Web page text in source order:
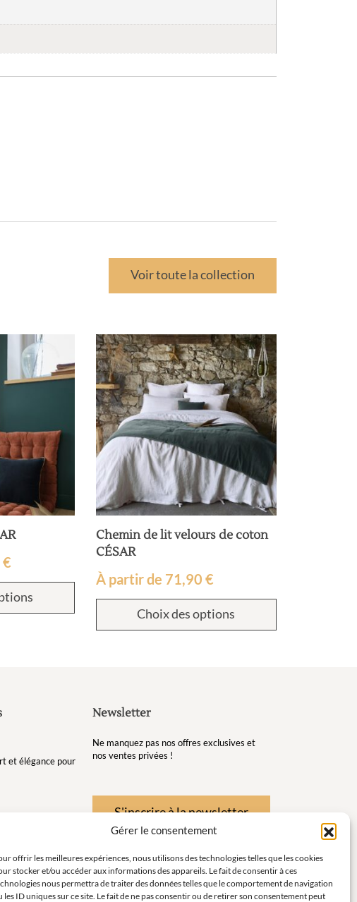
Gérer le consentement
offrir les meilleures expériences, nous utilisons des technologies telles que les cookies
stocker et/ou accéder aux informations des appareils. Le fait de consentir à ces
nous permettra de traiter des données telles que le comportement de navigation
les ID uniques sur ce site. Le fait de ne pas consentir ou de retirer son consentement peut
Voir toute la collection
€
Chemin de lit velours de coton
CÉSAR
À partir de 71,90 €
Choix des options
et élégance pour
bien-être et de
enchanté pour
Newsletter
Ne manquez pas nos offres exclusives et
nos ventes privées !
S'inscrire à la newsletter